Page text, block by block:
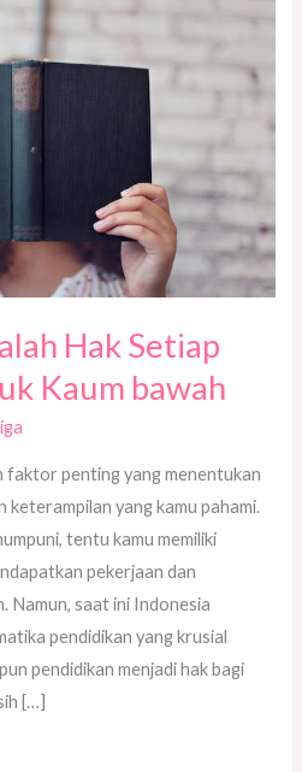
Hak Setiap
Kaum bawah
faktor penting yang menentukan
keterampilan yang kamu pahami.
tentu kamu memiliki
pekerjaan dan
Namun, saat ini Indonesia
pendidikan yang krusial
pendidikan menjadi hak bagi
[…]